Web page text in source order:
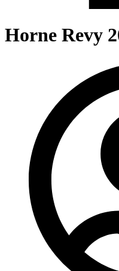
Horne Revy